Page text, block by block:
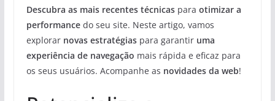
Descubra as mais recentes técnicaspara otimizar a
performancedo seu site. Neste artigo, vamos
explorar novas estratégiaspara garantir uma
experiência de navegação mais rápida e eficaz para
os seus usuários. Acompanhe as novidades da web!